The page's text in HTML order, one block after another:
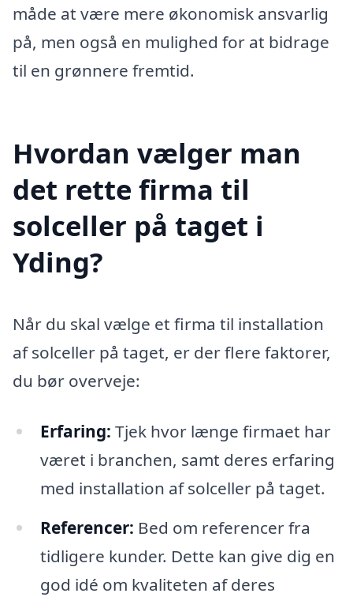
måde at være mere økonomisk ansvarlig
på, men også en mulighed for at bidrage
til en grønnere fremtid.
Hvordan vælger man
det rette firma til
solceller på taget i
Yding?
Når du skal vælge et firma til installation
af solceller på taget, er der flere faktorer,
du bør overveje:
Erfaring: Tjek hvor længe firmaet har
været i branchen, samt deres erfaring
med installation af solceller på taget.
Referencer: Bed om referencer fra
tidligere kunder. Dette kan give dig en
god idé om kvaliteten af deres